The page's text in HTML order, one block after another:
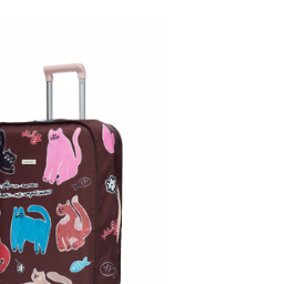
кишенями на резинці на
складову — купуючи товари, ви
10% від продажів ми передамо на